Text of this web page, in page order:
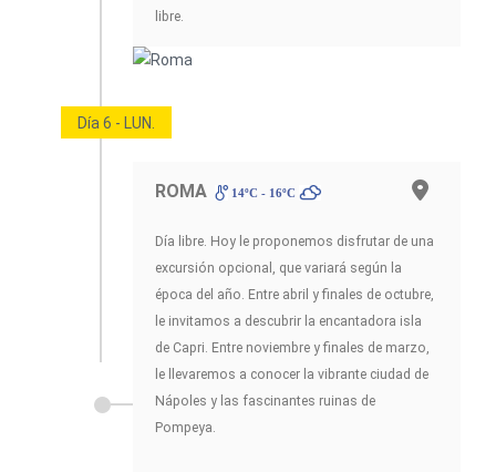
libre.
Día 6 - LUN.
ROMA 14ºC - 16ºC
Día libre. Hoy le proponemos disfrutar de una
excursión opcional, que variará según la
época del año. Entre abril y finales de octubre,
le invitamos a descubrir la encantadora isla
de Capri. Entre noviembre y finales de marzo,
le llevaremos a conocer la vibrante ciudad de
Nápoles y las fascinantes ruinas de
Pompeya.